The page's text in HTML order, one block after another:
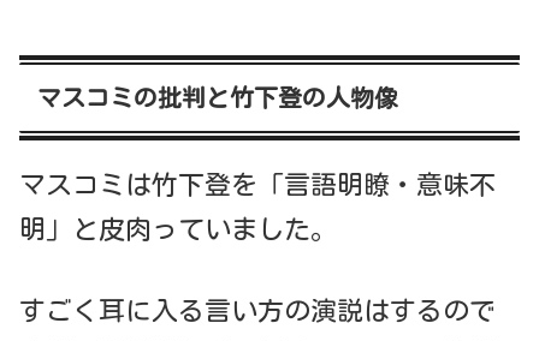
マスコミの批判と竹下登の人物像
マスコミは竹下登を「言語明瞭・意味不
明」と皮肉っていました。
すごく耳に入る言い方の演説はするので